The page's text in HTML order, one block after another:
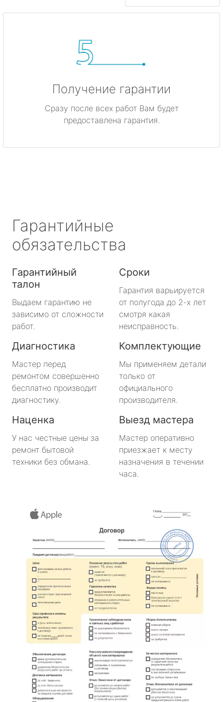
Получение гарантии
Сразу после всех работ Вам будет
предоставлена гарантия.
Гарантийные
обязательства
Гарантийный
талон
Выдаем гарантию не
зависимо от сложности
работ.
Сроки
Гарантия варьируется
от полугода до 2-х лет
смотря какая
неисправность.
Диагностика
Мастер перед
ремонтом совершенно
бесплатно производит
диагностику.
Комплектующие
Мы применяем детали
только от
официального
производителя.
Наценка
У нас честные цены за
ремонт бытовой
техники без обмана.
Выезд мастера
Мастер оперативно
приезжает к месту
назначения в течении
часа.